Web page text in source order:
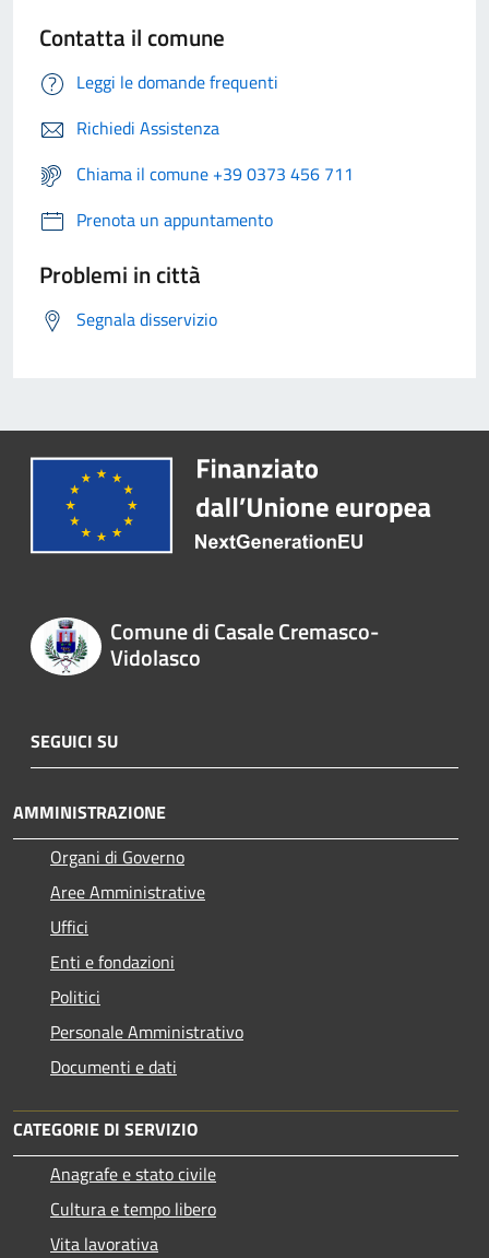
Contatta il comune
Leggi le domande frequenti
Richiedi Assistenza
Chiama il comune +39 0373 456 711
Prenota un appuntamento
Problemi in città
Segnala disservizio
Comune di Casale Cremasco-
Vidolasco
SEGUICI SU
AMMINISTRAZIONE
Organi di Governo
Aree Amministrative
Uffici
Enti e fondazioni
Politici
Personale Amministrativo
Documenti e dati
CATEGORIE DI SERVIZIO
Anagrafe e stato civile
Cultura e tempo libero
Vita lavorativa